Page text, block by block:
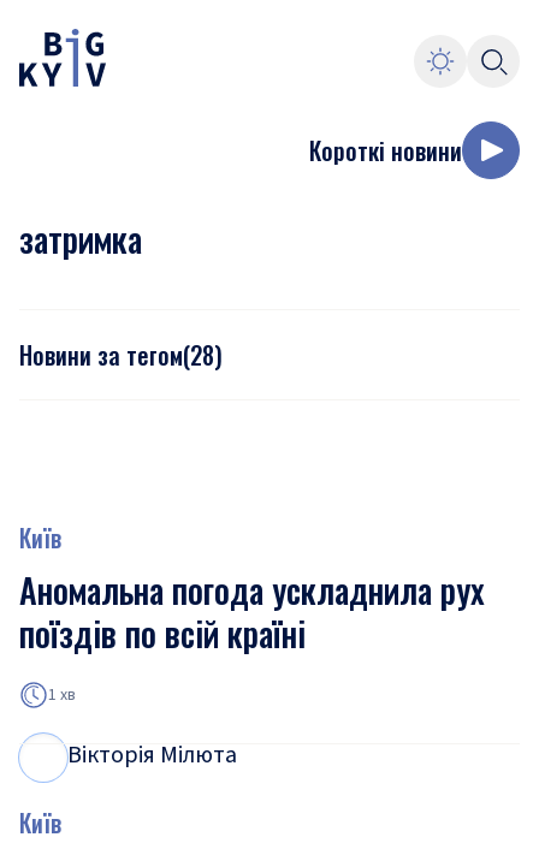
Короткі новини
затримка
Новини за тегом(28)
Київ
Аномальна погода ускладнила рух
поїздів по всій країні
1 хв
Вікторія Мілюта
Київ